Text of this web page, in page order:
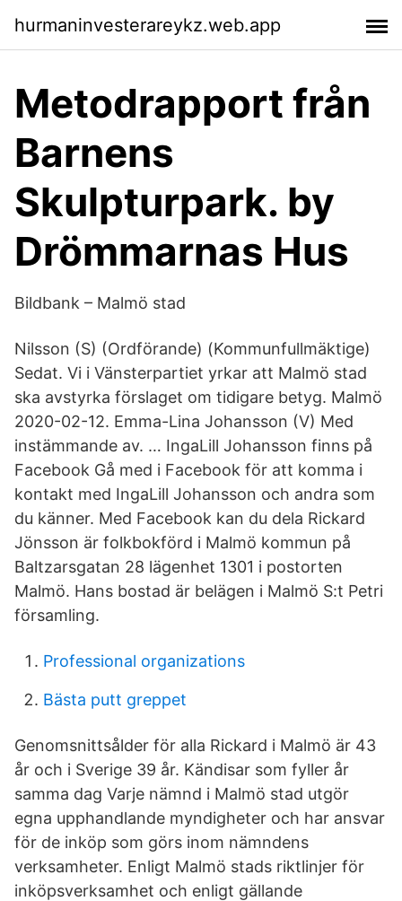
hurmaninvesterareykz.web.app
Metodrapport från
Barnens
Skulpturpark. by
Drömmarnas Hus
Bildbank – Malmö stad
Nilsson (S) (Ordförande) (Kommunfullmäktige)
Sedat. Vi i Vänsterpartiet yrkar att Malmö stad
ska avstyrka förslaget om tidigare betyg. Malmö
2020-02-12. Emma-Lina Johansson (V) Med
instämmande av. … IngaLill Johansson finns på
Facebook Gå med i Facebook för att komma i
kontakt med IngaLill Johansson och andra som
du känner. Med Facebook kan du dela Rickard
Jönsson är folkbokförd i Malmö kommun på
Baltzarsgatan 28 lägenhet 1301 i postorten
Malmö. Hans bostad är belägen i Malmö S:t Petri
församling.
Professional organizations
Bästa putt greppet
Genomsnittsålder för alla Rickard i Malmö är 43
år och i Sverige 39 år. Kändisar som fyller år
samma dag Varje nämnd i Malmö stad utgör
egna upphandlande myndigheter och har ansvar
för de inköp som görs inom nämndens
verksamheter. Enligt Malmö stads riktlinjer för
inköpsverksamhet och enligt gällande